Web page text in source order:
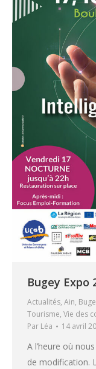
Bugey Expo
Actualités, Ain,
Tourisme, Vie des
Par Léa 14 avril
A l’heure où
de modification.